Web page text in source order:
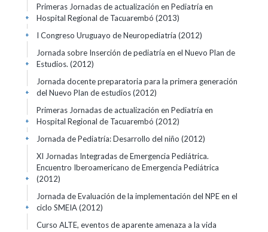
Primeras Jornadas de actualización en Pediatría en
Hospital Regional de Tacuarembó (2013)
+
I Congreso Uruguayo de Neuropediatría (2012)
+
Jornada sobre Inserción de pediatría en el Nuevo Plan de
Estudios. (2012)
+
Jornada docente preparatoria para la primera generación
del Nuevo Plan de estudios(2012)
+
Primeras Jornadas de actualización en Pediatría en
Hospital Regional de Tacuarembó (2012)
+
Jornada de Pediatría: Desarrollo del niño (2012)
+
XI Jornadas Integradas de Emergencia Pediátrica.
Encuentro Iberoamericano de Emergencia Pediátrica
(2012)
+
Jornada de Evaluación de la implementación del NPE en el
ciclo SMEIA(2012)
+
Curso ALTE, eventos de aparente amenaza a la vida